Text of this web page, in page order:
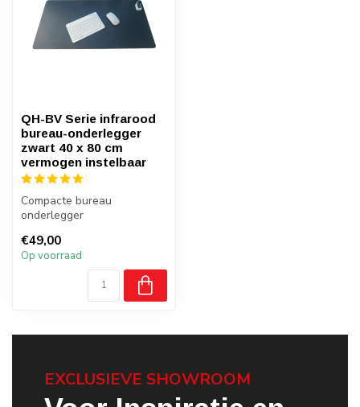
QH-BV Serie infrarood
bureau-onderlegger
zwart 40 x 80 cm
vermogen instelbaar
Compacte bureau
onderlegger
Kunstleer in het zwart
€49,00
Op voorraad
EXCLUSIEVE SHOWROOM